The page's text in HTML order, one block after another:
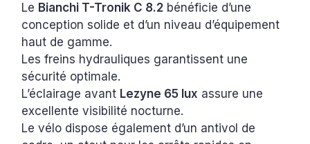
Le Bianchi T-Tronik C 8.2 bénéficie d’une
conception solide et d’un niveau d’équipement
haut de gamme.
Les freins hydrauliques garantissent une
sécurité optimale.
L’éclairage avant Lezyne 65 lux assure une
excellente visibilité nocturne.
Le vélo dispose également d’un antivol de